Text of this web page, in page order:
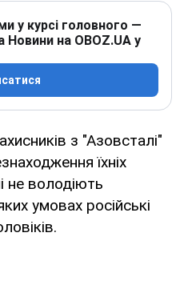
у курсі головного —
Новини на OBOZ.UA у
з "Азовсталі"
їхніх
не володіють
умовах російські